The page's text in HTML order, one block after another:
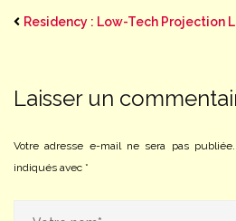
Residency : Low-Tech Projection
Laisser un
Votre adresse e-mail ne sera pas publiée.
indiqués avec *